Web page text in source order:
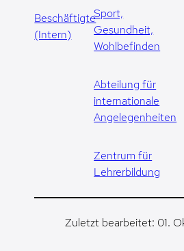
Beschäftigte
(Intern)
Sport,
Gesundheit,
Wohlbefinden
Abteilung für
internationale
Angelegenheiten
Zentrum für
Lehrerbildung
Zuletzt bearbeitet: 01.